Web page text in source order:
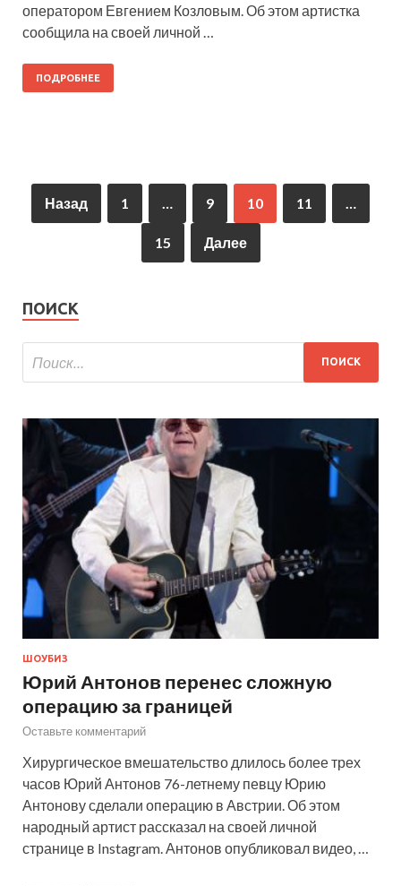
оператором Евгением Козловым. Об этом артистка
сообщила на своей личной …
ПОДРОБНЕЕ
Назад 1 … 9 10 11 …
15 Далее
ПОИСК
ШОУБИЗ
Юрий Антонов перенес сложную
операцию за границей
Оставьте комментарий
Хирургическое вмешательство длилось более трех
часов Юрий Антонов 76-летнему певцу Юрию
Антонову сделали операцию в Австрии. Об этом
народный артист рассказал на своей личной
странице в Instagram. Антонов опубликовал видео, …